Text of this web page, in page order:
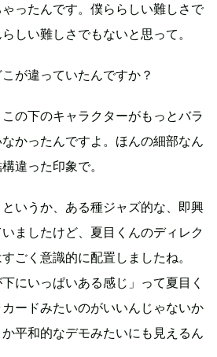
ったんです。僕ららしい難しさで
しい難しさでもないと思って。
が違っていたんですか？
この下のキャラクターがもっとバラ
かったんですよ。ほんの細部なん
違った印象で。
というか、ある種ジャズ的な、即興
ましたけど、夏目くんのディレク
ごく意識的に配置しましたね。
にいっぱいある感じ」って夏目く
ードみたいのがいいんじゃないか
平和的なデモみたいにも見えるん